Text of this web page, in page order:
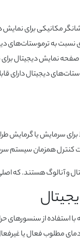
مکانیکی برای
نسبت به ترموستات‌های
نمایش دیجیتال
دیجیتال دارای
سرمایش یا گرمایش
کنترل همزمان سیستم
و آنالوگ هستند. که
استفاده از سنسورهای
دمای مطلوب فعال یا